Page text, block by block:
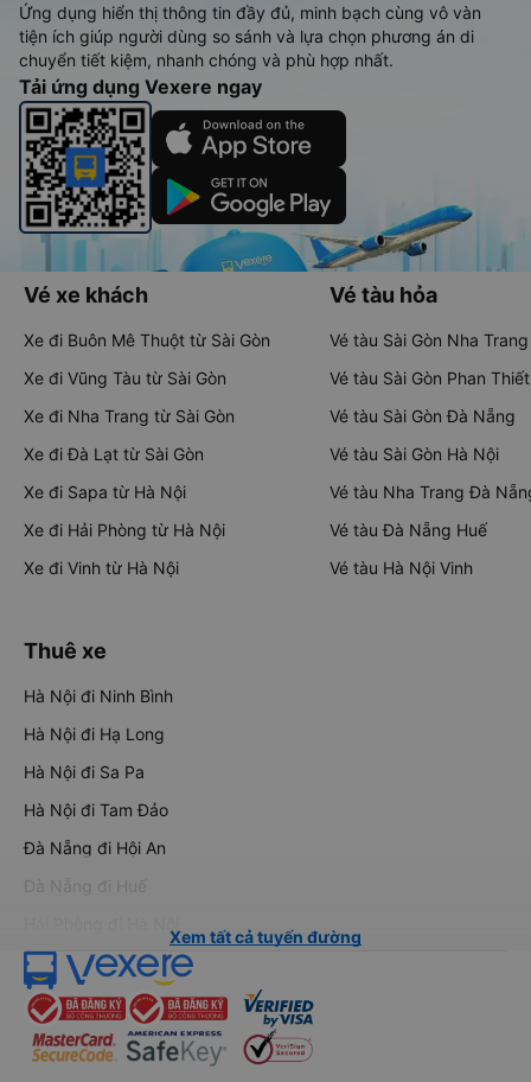
Ứng dụng hiển thị thông tin đầy đủ, minh bạch cùng vô vàn
tiện ích giúp người dùng so sánh và lựa chọn phương án di
chuyển tiết kiệm, nhanh chóng và phù hợp nhất.
Tải ứng dụng Vexere ngay
Vé xe khách
Xe đi Buôn Mê Thuột từ Sài Gòn
Xe đi Vũng Tàu từ Sài Gòn
Xe đi Nha Trang từ Sài Gòn
Xe đi Đà Lạt từ Sài Gòn
Xe đi Sapa từ Hà Nội
Xe đi Hải Phòng từ Hà Nội
Xe đi Vinh từ Hà Nội
Vé tàu hỏa
Vé tàu Sài Gòn Nha Trang
Vé tàu Sài Gòn Phan Thiết
Vé tàu Sài Gòn Đà Nẵng
Vé tàu Sài Gòn Hà Nội
Vé tàu Nha Trang Đà
Vé tàu Đà Nẵng Huế
Vé tàu Hà Nội Vinh
Thuê xe
Hà Nội đi Ninh Bình
Hà Nội đi Hạ Long
Hà Nội đi Sa Pa
Hà Nội đi Tam Đảo
Đà Nẵng đi Hội An
Đà Nẵng đi Huế
Xem tất cả tuyến đường